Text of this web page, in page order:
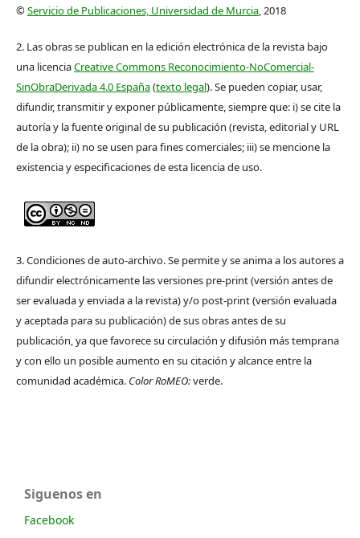
©Servicio de Publicaciones, Universidad de Murcia, 2018
2. Las obras se publican en la edición electrónica de la revista bajo
una licenciaCreative Commons Reconocimiento-NoComercial-
SinObraDerivada 4.0 España(texto legal). Se pueden copiar, usar,
difundir, transmitir y exponer públicamente, siempre que: i) se cite la
autoría y la fuente original de su publicación (revista, editorial y URL
de la obra); ii) no se usen para fines comerciales; iii) se mencione la
existencia y especificaciones de esta licencia de uso.
3. Condiciones de auto-archivo. Se permite y se anima a los autores a
difundir electrónicamente las versiones pre-print (versión antes de
ser evaluada y enviada a la revista) y/o post-print (versión evaluada
y aceptada para su publicación) de sus obras antes de su
publicación, ya que favorece su circulación y difusión más temprana
y con ello un posible aumento en su citación y alcance entre la
comunidad académica. Color RoMEO:verde.
Siguenos en
Facebook